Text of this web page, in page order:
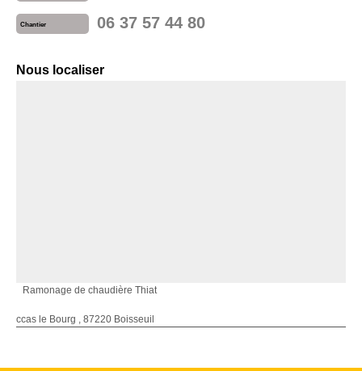
Chantier 06 37 57 44 80
Nous localiser
Ramonage de chaudière Thiat
ccas le Bourg , 87220 Boisseuil